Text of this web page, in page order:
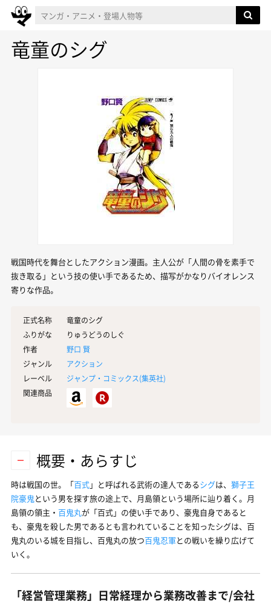
竜童のシグ
戦国時代を舞台としたアクション漫画。主人公が「人間の骨を素手で
抜き取る」という技の使い手であるため、描写がかなりバイオレンス
寄りな作品。
正式名称
竜童のシグ
ふりがな
りゅうどうのしぐ
作者
野口 賢
ジャンル
アクション
レーベル
ジャンプ・コミックス(集英社)
関連商品
概要・あらすじ
時は戦国の世。「百式」と呼ばれる武術の達人であるシグは、 獅子王
院豪鬼という男を探す旅の途上で、月島領という場所に辿り着く。月
島領の領主・ 百鬼丸が「百式」の使い手であり、豪鬼自身であると
も、豪鬼を殺した男であるとも言われていることを知ったシグは、百
鬼丸のいる城を目指し、百鬼丸の放つ百鬼忍軍との戦いを繰り広げて
いく。
「経営管理業務」日常経理から業務改善まで/会社